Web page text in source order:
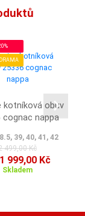
kotníková obuv
cognac nappa
39, 40, 41, 42
499,00 Kč
999,00 Kč
Skladem